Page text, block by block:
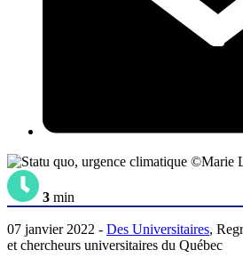
©Marie
3 min
07 janvier 2022 - Des Universitaires,
et chercheurs universitaires du Québec